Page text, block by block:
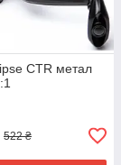
CTR метал
522 ₴